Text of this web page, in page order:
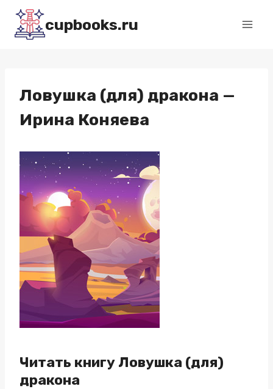
Перейти
содержимому
cupbooks.ru
Ловушка (для) дракона —
Ирина Коняева
Читать книгу Ловушка (для)
дракона